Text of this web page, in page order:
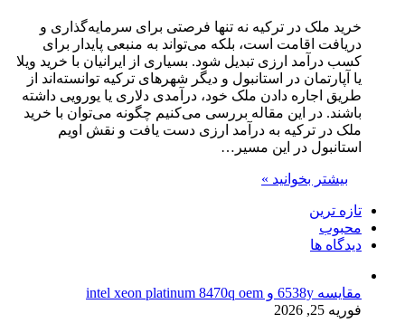
خرید ملک در ترکیه نه تنها فرصتی برای سرمایه‌گذاری و
دریافت اقامت است، بلکه می‌تواند به منبعی پایدار برای
کسب درآمد ارزی تبدیل شود. بسیاری از ایرانیان با خرید ویلا
یا آپارتمان در استانبول و دیگر شهرهای ترکیه توانسته‌اند از
طریق اجاره دادن ملک خود، درآمدی دلاری یا یورویی داشته
باشند. در این مقاله بررسی می‌کنیم چگونه می‌توان با خرید
ملک در ترکیه به درآمد ارزی دست یافت و نقش اویم
استانبول در این مسیر…
بیشتر بخوانید »
تازه ترین
محبوب
دیدگاه ها
مقایسه 6538y و intel xeon platinum 8470q oem
فوریه 25, 2026